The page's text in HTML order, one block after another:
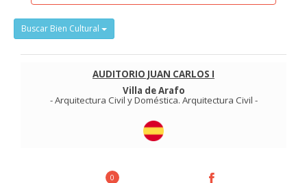
Buscar Bien Cultural
AUDITORIO JUAN CARLOS I
Villa de Arafo
-Arquitectura Civil y Doméstica. Arquitectura Civil -
0